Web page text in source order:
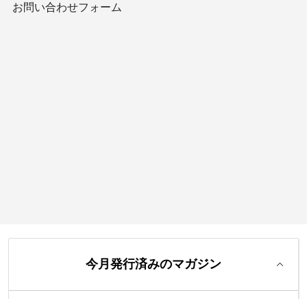
お問い合わせフォーム
今月発行済みのマガジン